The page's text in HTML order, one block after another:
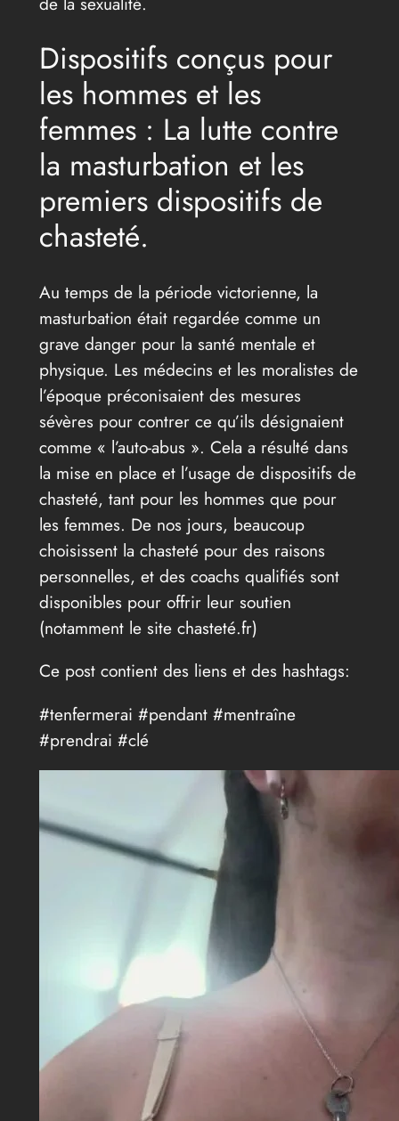
Dispositifs conçus pour
les hommes et les
femmes : La lutte contre
la masturbation et les
premiers dispositifs de
chasteté.
Au temps de la période victorienne, la
masturbation était regardée comme un
grave danger pour la santé mentale et
physique. Les médecins et les moralistes de
l’époque préconisaient des mesures
sévères pour contrer ce qu’ils désignaient
comme « l’auto-abus ». Cela a résulté dans
la mise en place et l’usage de dispositifs de
chasteté, tant pour les hommes que pour
les femmes. De nos jours, beaucoup
choisissent la chasteté pour des raisons
personnelles, et des coachs qualifiés sont
disponibles pour offrir leur soutien
(notamment le site chasteté.fr)
Ce post contient des liens et des hashtags:
#tenfermerai #pendant #mentraîne
#prendrai #clé